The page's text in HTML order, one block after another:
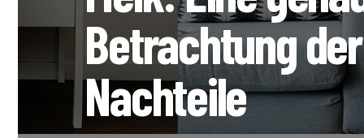
Betrachtung
Nachteile